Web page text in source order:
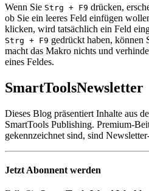
Wenn Sie Strg + F9 drücken,
ob Sie ein leeres Feld einfügen
klicken, wird tatsächlich ein Feld
Strg + F9 gedrückt haben, können
macht das Makro nichts und
eines Feldes.
SmartToolsNewsletter
Dieses Blog präsentiert Inhalte aus
SmartTools Publishing. Premium-
gekennzeichnet sind, sind
Jetzt Abonnent werden